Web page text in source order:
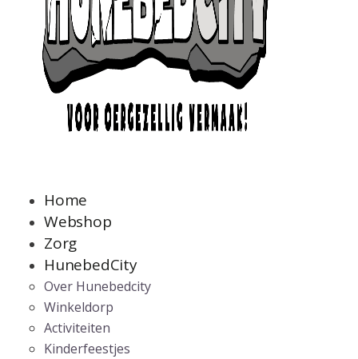
Home
Webshop
Zorg
HunebedCity
Over Hunebedcity
Winkeldorp
Activiteiten
Kinderfeestjes